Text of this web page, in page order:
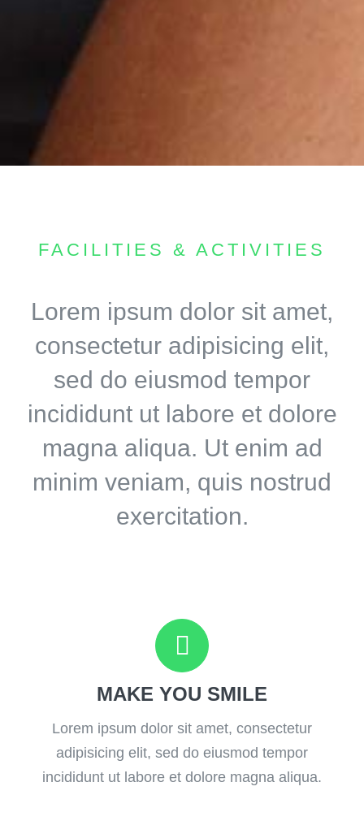
FACILITIES & ACTIVITIES
Lorem ipsum dolor sit amet,
consectetur adipisicing elit,
sed do eiusmod tempor
incididunt ut labore et dolore
magna aliqua. Ut enim ad
minim veniam, quis nostrud
exercitation.
MAKE YOU SMILE
Lorem ipsum dolor sit amet, consectetur
adipisicing elit, sed do eiusmod tempor
incididunt ut labore et dolore magna aliqua.